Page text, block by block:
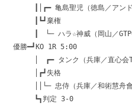
┃│┏━ 亀島聖児（徳島／アンド
┃┗┛棄権
┃ └─ ハラ☆神威（岡山／GTPC
優勝━┛KO 1R 5:00
│ ┏━ タンク（兵庫／直心会
│┏┛失格
││└─ 忠侍（兵庫／和術慧舟會
┗┓判定 3-0